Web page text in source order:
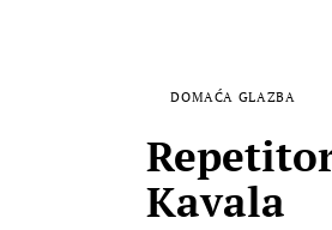
DOMAĆA GLAZBA
Kavala